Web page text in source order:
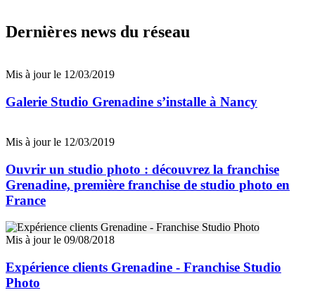
Dernières news du réseau
Mis à jour le 12/03/2019
Galerie Studio Grenadine s’installe à Nancy
Mis à jour le 12/03/2019
Ouvrir un studio photo : découvrez la franchise
Grenadine, première franchise de studio photo en
France
Mis à jour le 09/08/2018
Expérience clients Grenadine - Franchise Studio
Photo